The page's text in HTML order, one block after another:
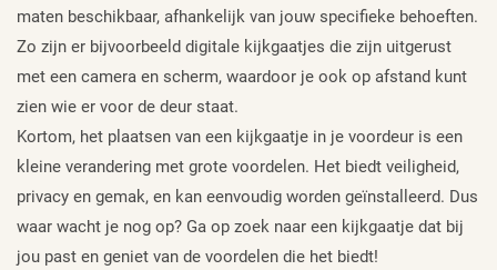
maten beschikbaar, afhankelijk van jouw specifieke behoeften.
Zo zijn er bijvoorbeeld digitale kijkgaatjes die zijn uitgerust
met een camera en scherm, waardoor je ook op afstand kunt
zien wie er voor de deur staat.
Kortom, het plaatsen van een kijkgaatje in je voordeur is een
kleine verandering met grote voordelen. Het biedt veiligheid,
privacy en gemak, en kan eenvoudig worden geïnstalleerd. Dus
waar wacht je nog op? Ga op zoek naar een kijkgaatje dat bij
jou past en geniet van de voordelen die het biedt!